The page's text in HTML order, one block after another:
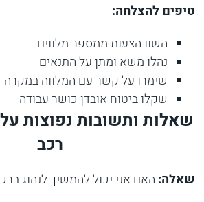
טיפים להצלחה:
השוו הצעות ממספר מלווים
נהלו משא ומתן על התנאים
שימרו על קשר עם המלווה
שקלו ביטוח אובדן כושר עבודה
שאלות ותשובות נפוצות
רכב
שאלה: האם אני יכול להמשיך לנהוג